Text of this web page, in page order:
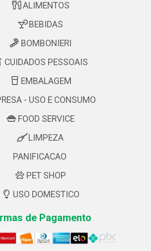
ALIMENTOS
BEBIDAS
BOMBONIERI
CUIDADOS PESSOAIS
EMBALAGEM
- USO E CONSUMO
FOOD SERVICE
LIMPEZA
PANIFICACAO
PET SHOP
USO DOMESTICO
de Pagamento